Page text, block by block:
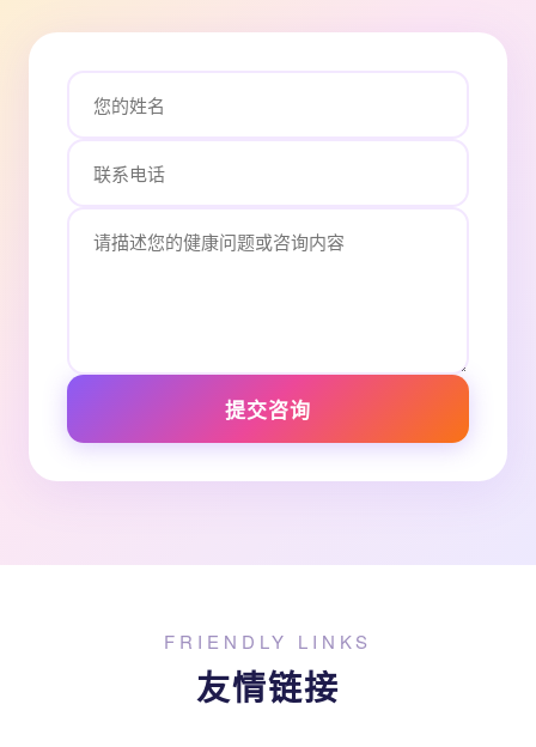
提交咨询
FRIENDLY LINKS
友情链接